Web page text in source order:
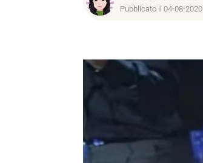
Pubblicato il 04-08-2020